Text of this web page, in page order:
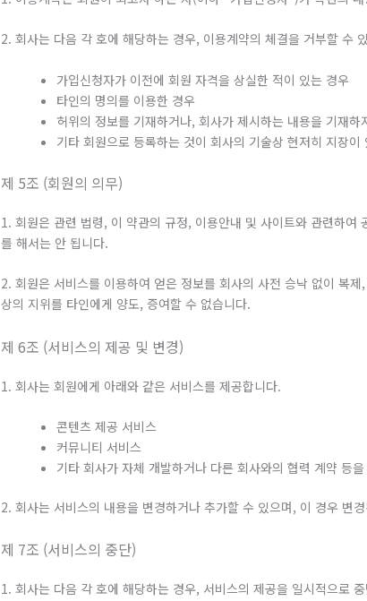
2. 회사는 다음 각 호에 해당하는 경우, 이용계약의 체결을 거부할 수
가입신청자가 이전에 회원 자격을 상실한 적이 있는 경우
타인의 명의를 이용한 경우
허위의 정보를 기재하거나, 회사가 제시하는 내용을 기재하
기타 회원으로 등록하는 것이 회사의 기술상 현저히 지장이
제 5조 (회원의 의무)
1. 회원은 관련 법령, 이 약관의 규정, 이용안내 및 사이트와 관련하
를 해서는 안 됩니다.
2. 회원은 서비스를 이용하여 얻은 정보를 회사의 사전 승낙 없이 복
상의 지위를 타인에게 양도, 증여할 수 없습니다.
제 6조 (서비스의 제공 및 변경)
1. 회사는 회원에게 아래와 같은 서비스를 제공합니다.
콘텐츠 제공 서비스
커뮤니티 서비스
기타 회사가 자체 개발하거나 다른 회사와의 협력 계약 등
2. 회사는 서비스의 내용을 변경하거나 추가할 수 있으며, 이 경우 변
제 7조 (서비스의 중단)
1. 회사는 다음 각 호에 해당하는 경우, 서비스의 제공을 일시적으로